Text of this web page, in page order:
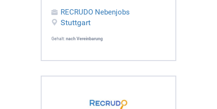
RECRUDO Nebenjobs
Stuttgart
Gehalt: nach Vereinbarung